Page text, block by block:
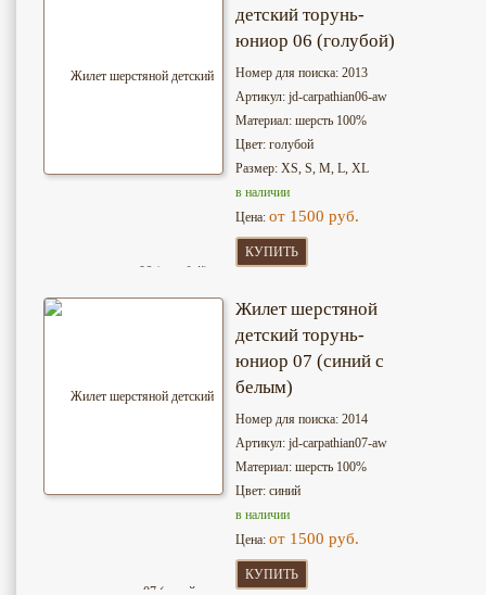
детский торунь-
юниор 06 (голубой)
Номер для поиска: 2013
Артикул: jd-сarpathian06-aw
Материал: шерсть 100%
Цвет: голубой
Размер: XS, S, M, L, XL
в наличии
Цена: от 1500 руб.
КУПИТЬ
Жилет шерстяной
детский торунь-
юниор 07 (синий с
белым)
Номер для поиска: 2014
Артикул: jd-сarpathian07-aw
Материал: шерсть 100%
Цвет: синий
в наличии
Цена: от 1500 руб.
КУПИТЬ